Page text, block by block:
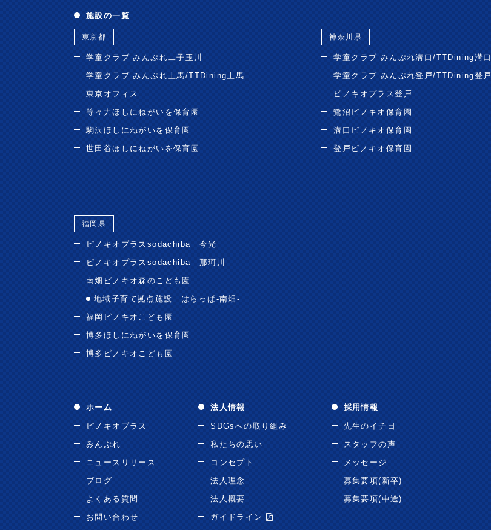
施設の一覧
東京都
学童クラブ みんぷれ二子玉川
学童クラブ みんぷれ上馬/TTDining上馬
東京オフィス
等々力ほしにねがいを保育園
駒沢ほしにねがいを保育園
世田谷ほしにねがいを保育園
神奈川県
学童クラブ みんぷれ溝口/TTDining溝口
学童クラブ みんぷれ登戸/TTDining登戸
ピノキオプラス登戸
鷺沼ピノキオ保育園
溝口ピノキオ保育園
登戸ピノキオ保育園
福岡県
ピノキオプラスsodachiba 今光
ピノキオプラスsodachiba 那珂川
南畑ピノキオ森のこども園
地域子育て拠点施設 はらっぱ-南畑-
福岡ピノキオこども園
博多ほしにねがいを保育園
博多ピノキオこども園
ホーム
ピノキオプラス
みんぷれ
ニュースリリース
ブログ
よくある質問
お問い合わせ
法人情報
SDGsへの取り組み
私たちの思い
コンセプト
法人理念
法人概要
ガイドライン
採用情報
先生のイチ日
スタッフの声
メッセージ
募集要項(新卒)
募集要項(中途)